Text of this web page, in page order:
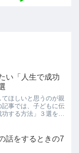
い「人生で成功
ほしいと思うのが親
事では、子どもに伝
功する方法」３選をま
ばせる物を大事に使
ことです...
話をするときの7